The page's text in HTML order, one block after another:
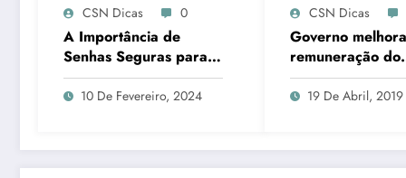
CSN Dicas 0
A Importância de
Senhas Seguras para
Redes Sociais
10 De Fevereiro, 2024
CSN Dicas
Governo
remuneração do
Tesouro direto
19 De Abril, 2019